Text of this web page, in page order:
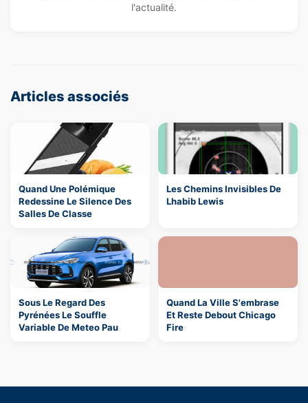
l'actualité.
Articles associés
Quand Une Polémique
Redessine Le Silence Des
Salles De Classe
Les Chemins Invisibles De
Lhabib Lewis
Sous Le Regard Des
Pyrénées Le Souffle
Variable De Meteo Pau
Quand La Ville S'embrase
Et Reste Debout Chicago
Fire